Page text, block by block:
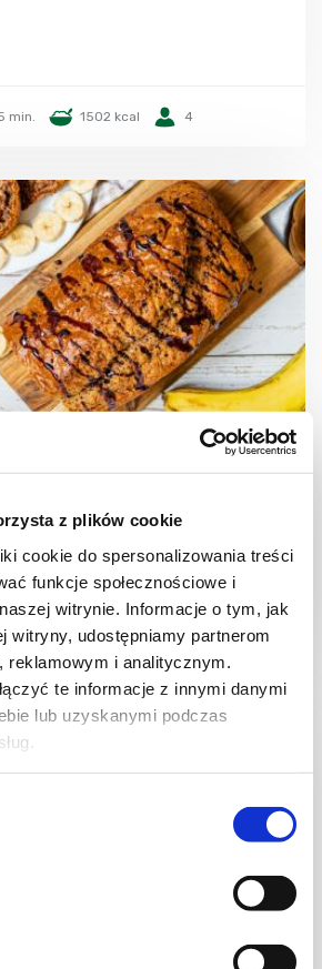
z plików cookie
cookie do spersonalizowania treści
funkcje społecznościowe i
witrynie. Informacje o tym, jak
witryny, udostępniamy partnerom
reklamowym i analitycznym.
te informacje z innymi danymi
lub uzyskanymi podczas
min. 1502 kcal 4
2264 kcal 12